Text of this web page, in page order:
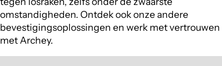
omstandigheden. Ontdek ook onze andere
bevestigingsoplossingen en werk met vertrouwen
met Archey.